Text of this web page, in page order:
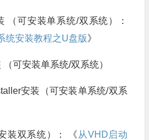
（可安装单系统/双系统）：
统安装教程之U盘版》
可安装单系统/双系统）
安装（可安装单系统/双系
装双系统）： 《 从VHD启动